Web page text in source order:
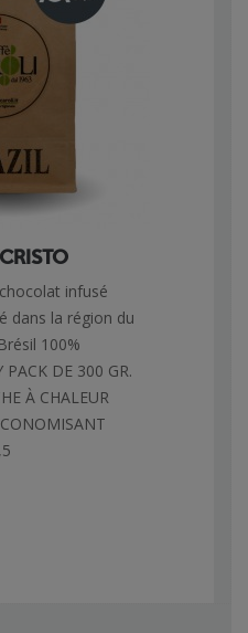
infusé
dans la région du
100%
PACK DE 300 GR.
À CHALEUR